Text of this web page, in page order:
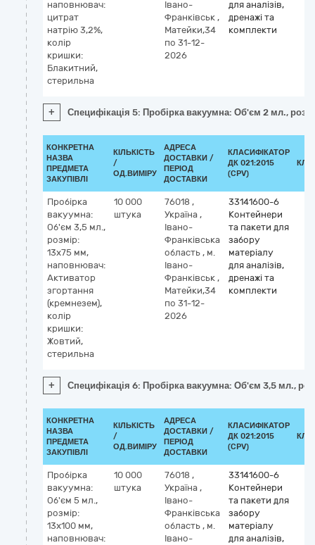
наповнювач:
цитрат
натрію 3,2%,
колір
кришки:
Блакитний,
стерильна
Івано-
Франківськ ,
Матейки,34
по 31-12-
2026
для аналізів,
дренажі та
комплекти
+ Специфікація 5: Пробірка вакуумна: Об'єм 2 мл.,
КОНКРЕТНА
НАЗВА
ПРЕДМЕТА
ЗАКУПІВЛІ
КІЛЬКІСТЬ
/
ОД.ВИМІРУ
АДРЕСА
ДОСТАВКИ /
ПЕРІОД
ДОСТАВКИ
КЛАСИФІКАТОР
ДК 021:2015
(CPV)
Пробірка
вакуумна:
Об'єм 3,5 мл.,
розмір:
13х75 мм,
наповнювач:
Активатор
згортання
(кремнезем),
колір
кришки:
Жовтий,
стерильна
10 000
штука
76018 ,
Україна ,
Івано-
Франківська
область , м.
Івано-
Франківськ ,
Матейки,34
по 31-12-
2026
33141600-6
Контейнери
та пакети для
забору
матеріалу
для аналізів,
дренажі та
комплекти
+ Специфікація 6: Пробірка вакуумна: Об'єм 3,5 мл.,
КОНКРЕТНА
НАЗВА
ПРЕДМЕТА
ЗАКУПІВЛІ
КІЛЬКІСТЬ
/
ОД.ВИМІРУ
АДРЕСА
ДОСТАВКИ /
ПЕРІОД
ДОСТАВКИ
КЛАСИФІКАТОР
ДК 021:2015
(CPV)
Пробірка
вакуумна:
Об'єм 5 мл.,
розмір:
13х100 мм,
наповнювач:
10 000
штука
76018 ,
Україна ,
Івано-
Франківська
область , м.
Івано-
33141600-6
Контейнери
та пакети для
забору
матеріалу
для аналізів,